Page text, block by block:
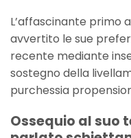
L’affascinante primo
avvertito le sue
recente mediante
sostegno della
purchessia
Ossequio al suo